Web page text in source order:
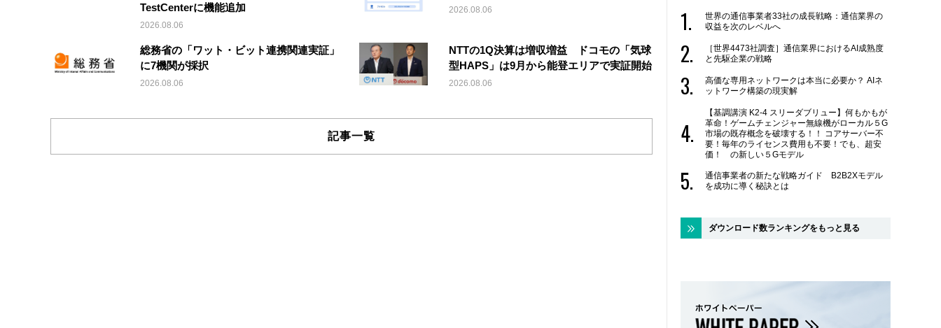
TestCenterに機能追加
2026.08.06
2026.08.06
総務省の「ワット・ビット連携関連実証」
に7機関が採択
2026.08.06
NTTの1Q決算は増収増益 ドコモの「気球
型HAPS」は9月から能登エリアで実証開始
2026.08.06
記事一覧
世界の通信事業者33社の成長戦略：通信業界の
収益を次のレベルへ
［世界4473社調査］通信業界におけるAI成熟度
と先駆企業の戦略
高価な専用ネットワークは本当に必要か？ AIネ
ットワーク構築の現実解
【基調講演 K2-4 スリーダブリュー】何もかもが
革命！ゲームチェンジャー無線機がローカル５G
市場の既存概念を破壊する！！ コアサーバー不
要！毎年のライセンス費用も不要！でも、超安
価！ の新しい５Gモデル
通信事業者の新たな戦略ガイド B2B2Xモデル
を成功に導く秘訣とは
ダウンロード数ランキングをもっと見る